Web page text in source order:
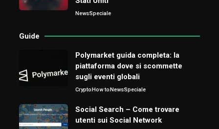
NewsSpeciale
Guide
Polymarket guida completa: la
piattaforma dove si scommette
sugli eventi globali
CryptoHow toNewsSpeciale
Social Search – Come trovare
utenti sui Social Network